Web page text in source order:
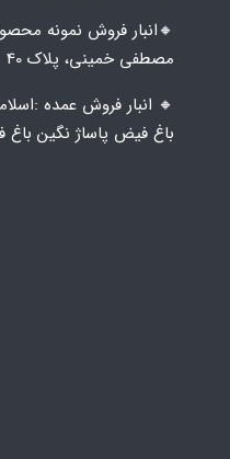
🔸️​​انبار فروش نمونه
مصطفی خمینی، پلاک 40
🔸️ انبار فروش عمده
باغ فیض پاساژ نگین باغ